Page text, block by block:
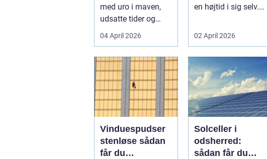
med uro i maven,
udsatte tider og
uoverskuelige priser.
Samtidig ved d...
04 April 2026
en højtid i sig selv.
rugbrød me...
02 April 2026
Vinduespudser
stenløse sådan
får du
Solceller i
odsherred:
sådan får du